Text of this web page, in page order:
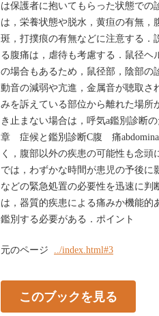
は保護者に抱いてもらった状態で
は，栄養状態や脱水，黄疸の有無，
斑，打撲痕の有無などに注意する．
る腹痛は，虐待も考慮する．鼠径ヘ
の場合もあるため，鼠径部，陰部
動音の減弱や亢進，金属音が聴取
みを訴えている部位から離れた場所
き止まない場合は，呼気a鑑別診断
章 症候と鑑別診断C腹 痛
く，腹部以外の疾患の可能性も念頭
では，わずかな時間が患児の予後に
などの緊急処置の必要性を迅速に判
は，器質的疾患による痛みか機能的
鑑別する必要がある．ポイント
元のページ ../index.html#3
このブックを見る